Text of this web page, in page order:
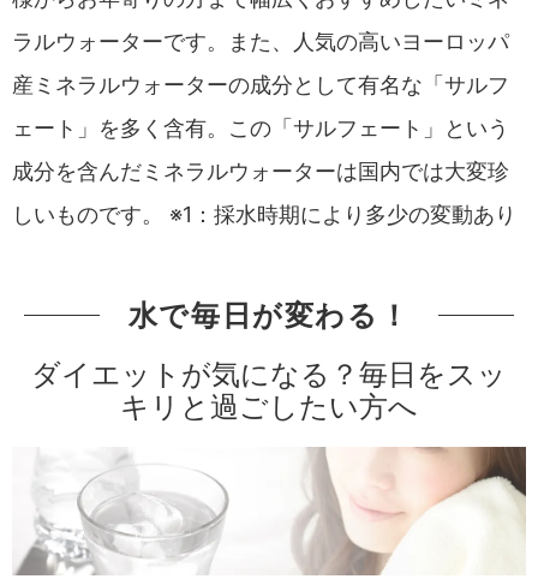
ラルウォーターです。また、人気の高いヨーロッパ
産ミネラルウォーターの成分として有名な「サルフ
ェート」を多く含有。この「サルフェート」という
成分を含んだミネラルウォーターは国内では大変珍
しいものです。 ※1：採水時期により多少の変動あり
水で毎日が変わる！
ダイエットが気になる？毎日をスッ
キリと過ごしたい方へ